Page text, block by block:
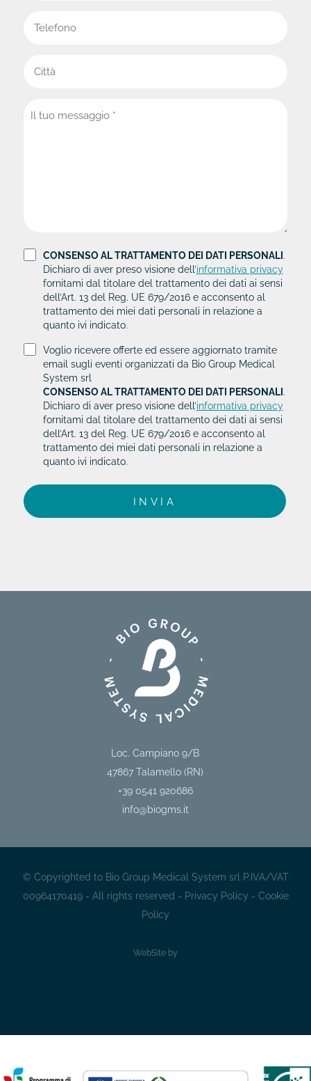
CONSENSO AL TRATTAMENTO DEI DATI PERSONALI .
Dichiaro di aver preso visione dell’informativa privacy
fornitami dal titolare del trattamento dei dati ai sensi
dell’Art. 13 del Reg. UE 679/2016 e acconsento al
trattamento dei miei dati personali in relazione a
quanto ivi indicato.
Voglio ricevere offerte ed essere aggiornato tramite
email sugli eventi organizzati da Bio Group Medical
System srl
CONSENSO AL TRATTAMENTO DEI DATI PERSONALI .
Dichiaro di aver preso visione dell’informativa privacy
fornitami dal titolare del trattamento dei dati ai sensi
dell’Art. 13 del Reg. UE 679/2016 e acconsento al
trattamento dei miei dati personali in relazione a
quanto ivi indicato.
Loc. Campiano 9/B
47867 Talamello (RN)
+39 0541 920686
info@biogms.it
© Copyrighted to Bio Group Medical System srl P.IVA/VAT
00964170419 - All rights reserved - Privacy Policy - Cookie
Policy
WebSite by
IDLAB.LogicaCreativa